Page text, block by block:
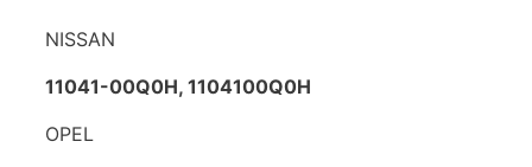
NISSAN
11041-00Q0H, 1104100Q0H
OPEL